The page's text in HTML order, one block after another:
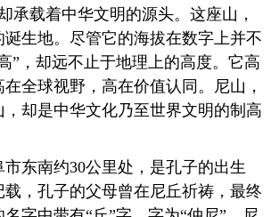
承载着中华文明的源头。这座山，
生地。尽管它的海拔在数字上并不
”，却远不止于地理上的高度。它高
全球视野，高在价值认同。尼山，
却是中华文化乃至世界文明的制高
南约30公里处，是孔子的出生
，孔子的父母曾在尼丘祈祷，最终